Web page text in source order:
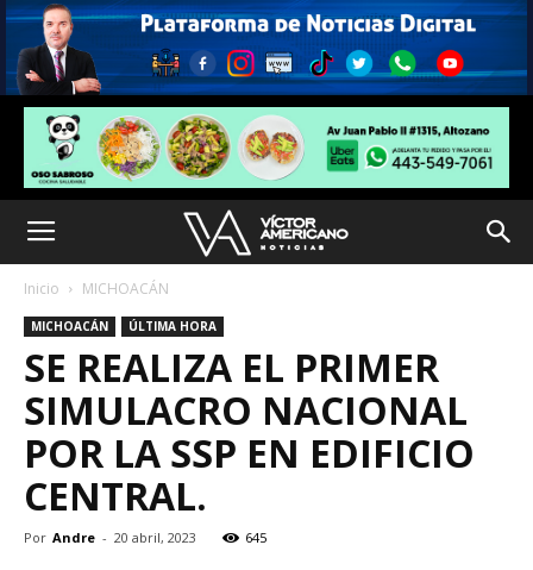
Inicio MICHOACÁN
MICHOACÁN ÚLTIMA HORA
SE REALIZA EL PRIMER
SIMULACRO NACIONAL
POR LA SSP EN EDIFICIO
CENTRAL.
Por Andre - 20 abril, 2023 645